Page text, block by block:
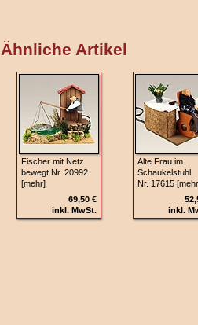
Ähnliche Artikel
Fischer mit Netz
bewegt Nr. 20992
[mehr]
69,50 €
inkl. MwSt.
Alte Frau im
Schaukelstuhl
Nr. 17615
inkl.